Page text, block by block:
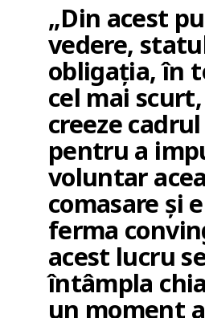
„Din acest
vedere,
obligația, în
cel mai
creeze
pentru a
voluntar
comasare și
ferma
acest lucru
întâmpla
un moment